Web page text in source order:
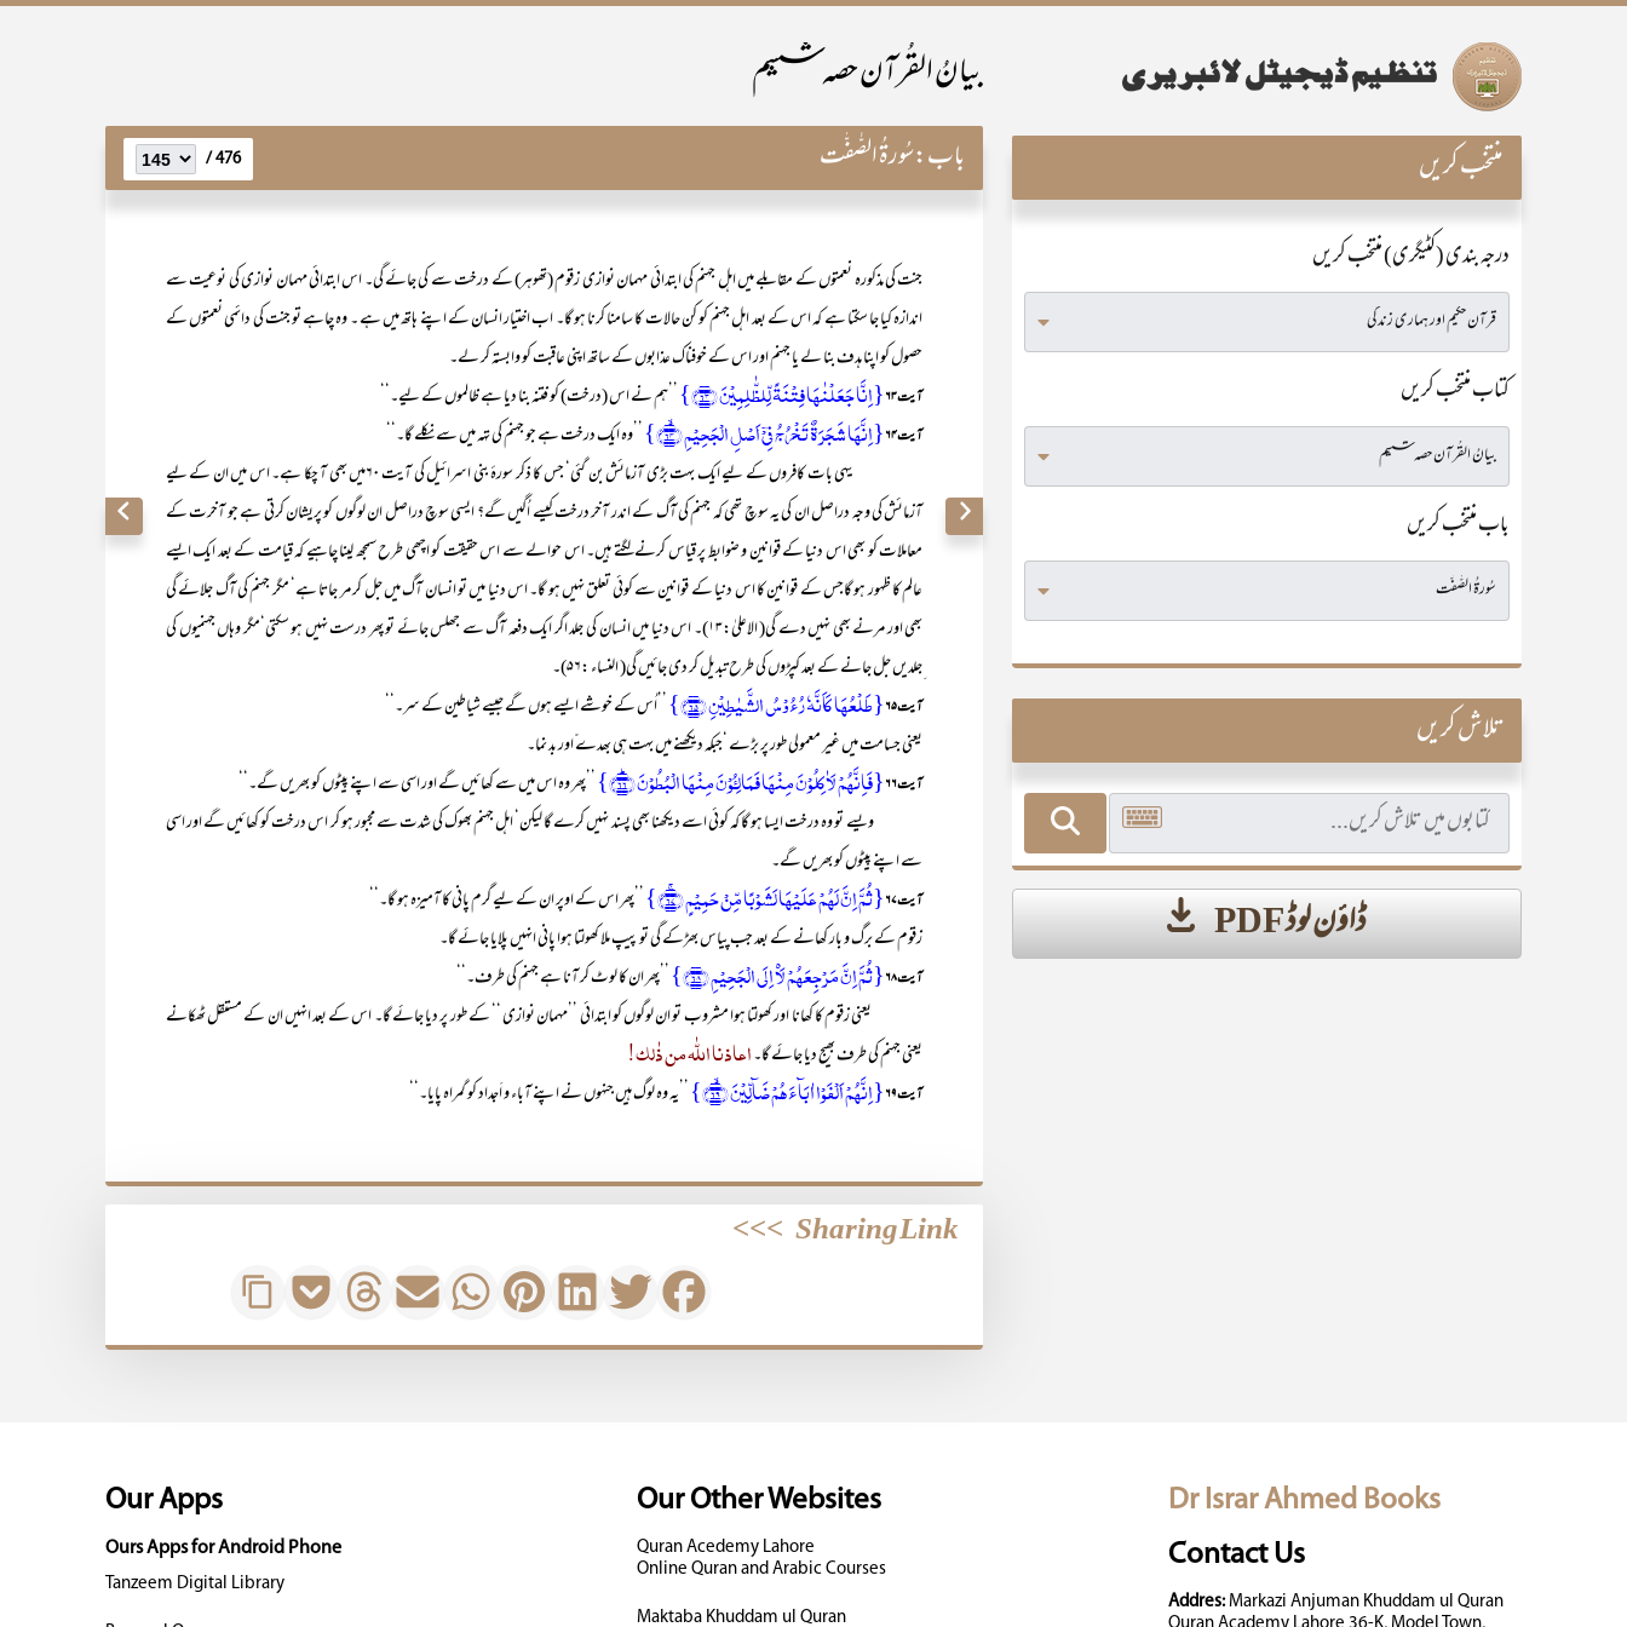
بیانُ القُرآن حصہ ششم
باب:سُورۃُ الصّٰفّٰت 476 /
جنت کی مذکورہ نعمتوں کے مقابلے میں اہل جہنم کی ابتدائی مہمان نوازی زقوم (تھوہر) کے درخت سے کی جائے گی۔ اس ابتدائی مہمان نوازی کی نوعیت سے
اندازہ کیا جا سکتا ہے کہ اس کے بعد اہل جہنم کو کن حالات کا سامنا کرنا ہو گا۔ اب اختیار انسان کے اپنے ہاتھ میں ہے ۔ وہ چاہے تو جنت کی دائمی نعمتوں کے
حصول کو اپنا ہدف بنا لے یا جہنم اور اس کے خوفناک عذابوں کے ساتھ اپنی عاقبت کو وابستہ کر لے۔
آیت ۶۳ {اِنَّا جَعَلۡنٰہَا فِتۡنَۃً لِّلظّٰلِمِیۡنَ ﴿۶۳﴾} ’’ہم نے اس (درخت) کو فتنہ بنا دیا ہے ظالموں کے لیے۔‘‘
آیت ۶۴ {اِنَّہَا شَجَرَۃٌ تَخۡرُجُ فِیۡۤ اَصۡلِ الۡجَحِیۡمِ ﴿ۙ۶۴﴾}
’’وہ ایک درخت ہے جو جہنم کی تہہ میں سے نکلے گا۔‘‘
یہی بات کافروں کے لیے ایک بہت بڑی آزمائش بن گئی‘ جس کا ذکر سورۂ بنی اسرائیل کی آیت ۶۰میں بھی آ چکا ہے۔ اس میں ان کے لیے
آزمائش کی وجہ دراصل ان کی یہ سوچ تھی کہ جہنم کی آگ کے اندر آخر درخت کیسے اُگیں گے؟ ایسی سوچ دراصل ان لوگوں کو پریشان کرتی ہے جو آخرت کے
معاملات کو بھی اس دنیا کے قوانین و ضوابط پر قیاس کرنے لگتے ہیں۔ اس حوالے سے اس حقیقت کو اچھی طرح سمجھ لینا چاہیے کہ قیامت کے بعد ایک ایسے
عالم کا ظہور ہو گاجس کے قوانین کا اس دنیا کے قوانین سے کوئی تعلق نہیں ہو گا۔ اس دنیا میں تو انسان آگ میں جل کر مر جاتا ہے‘ مگر جہنم کی آگ جلائے گی
بھی اور مرنے بھی نہیں دے گی( الاعلیٰ:۱۳)۔ اس دنیا میں انسان کی جلد اگر ایک دفعہ آگ سے جھلس جائے تو پھر درست نہیں ہو سکتی‘مگر وہاں جہنمیوں کی
ِجلدیں جل جانے کے بعد کپڑوں کی طرح تبدیل کر دی جائیں گی( النساء :۵۶)۔
آیت ۶۵ {طَلۡعُہَا کَاَنَّہٗ رُءُوۡسُ الشَّیٰطِیۡنِ ﴿۶۵﴾}
’’اُس کے خوشے ایسے ہوں گے جیسے شیاطین کے سر۔‘‘
یعنی جسامت میں غیر معمولی طور پر بڑے ‘جبکہ دیکھنے میں بہت ہی بھدے ّاور بد نما۔
آیت ۶۶ {فَاِنَّہُمۡ لَاٰکِلُوۡنَ مِنۡہَا فَمَالِـُٔوۡنَ مِنۡہَا الۡبُطُوۡنَ ﴿ؕ۶۶﴾}
’’پھر وہ اس میں سے کھائیں گے اور اسی سے اپنے پیٹوں کو بھریں گے۔‘‘
ویسے تو وہ درخت ایسا ہو گا کہ کوئی اسے دیکھنا بھی پسند نہیں کرے گا لیکن‘ اہل جہنم بھوک کی شدت سے مجبور ہو کر اس درخت کو کھائیں گے اور اسی
سے اپنے پیٹوں کو بھریں گے۔
آیت ۶۷ {ثُمَّ اِنَّ لَہُمۡ عَلَیۡہَا لَشَوۡبًا مِّنۡ حَمِیۡمٍ ﴿ۚ۶۷﴾}
’’پھر اس کے اوپر ان کے لیے گرم پانی کا آمیزہ ہو گا۔‘‘
زقوم کے برگ و بار کھانے کے بعد جب پیاس بھڑکے گی تو پیپ ملا کھولتا ہوا پانی انہیں پلایا جائے گا۔
آیت ۶۸ {ثُمَّ اِنَّ مَرۡجِعَہُمۡ لَا۠ اِلَی الۡجَحِیۡمِ ﴿۶۸﴾}
’’پھر ان کا لوٹ کر آنا ہے جہنم کی طرف۔‘‘
یعنی زقوم کا کھانا اور کھولتا ہوا مشروب تو ان لوگوں کو ابتدائی ’’مہمان نوازی ‘‘ کے طور پر دیا جائے گا۔ اس کے بعد انہیں ان کے مستقل ٹھکانے
یعنی جہنم کی طرف بھیج دیا جائے گا۔اعاذنا اللّٰہ من ذٰلک!
آیت ۶۹ {اِنَّہُمۡ اَلۡفَوۡا اٰبَآءَہُمۡ ضَآلِّیۡنَ ﴿ۙ۶۹﴾} ’’یہ وہ لوگ ہیں جنہوں نے اپنے آباء و اَجداد کو گمراہ پایا۔‘‘
Sharing Link
>>>
منتخب کریں
درجہ بندی (کٹیگری) منتخب کریں
کتاب منتخب کریں
باب منتخب کریں
تلاش کریں
ڈاؤن لوڈ PDF
Dr Israr Ahmed Books
Contact Us
Addres:Markazi Anjuman Khuddam ul Quran
Our Other Websites
Quran Acedemy Lahore
Online Quran and Arabic Courses
Maktaba Khuddam ul Quran
Our Apps
Ours Apps for Android Phone
Tanzeem Digital Library